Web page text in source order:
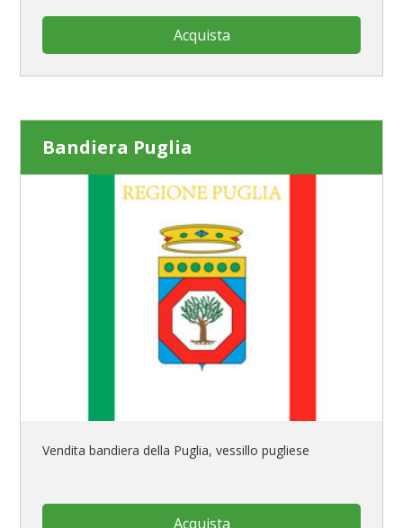
Acquista
Bandiera Puglia
Vendita bandiera della Puglia, vessillo pugliese
Acquista